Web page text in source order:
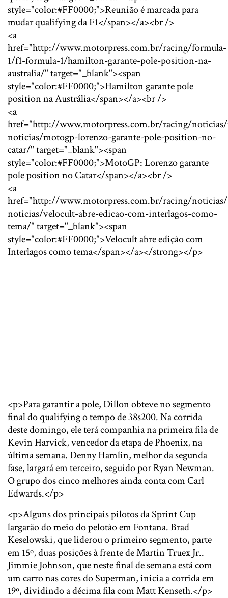
style="color:#FF0000;">Reunião é marcada para
mudar qualifying da F1</span></a><br />
<a
href="http://www.motorpress.com.br/racing/formula-
1/f1-formula-1/hamilton-garante-pole-position-na-
australia/" target="_blank"><span
style="color:#FF0000;">Hamilton garante pole
position na Austrália</span></a><br />
<a
href="http://www.motorpress.com.br/racing/
noticias/motogp-lorenzo-garante-pole-position-no-
catar/" target="_blank"><span
style="color:#FF0000;">MotoGP: Lorenzo garante
pole position no Catar</span></a><br />
<a
href="http://www.motorpress.com.br/racing/
noticias/velocult-abre-edicao-com-interlagos-como-
tema/" target="_blank"><span
style="color:#FF0000;">Velocult abre edição com
Interlagos como tema</span></a></strong></p>
<p>Para garantir a pole, Dillon obteve no segmento
final do qualifying o tempo de 38s200. Na corrida
deste domingo, ele terá companhia na primeira fila de
Kevin Harvick, vencedor da etapa de Phoenix, na
última semana. Denny Hamlin, melhor da segunda
fase, largará em terceiro, seguido por Ryan Newman.
O grupo dos cinco melhores ainda conta com Carl
Edwards.</p>
<p>Alguns dos principais pilotos da Sprint Cup
largarão do meio do pelotão em Fontana. Brad
Keselowski, que liderou o primeiro segmento, parte
em 15º, duas posições à frente de Martin Truex Jr..
Jimmie Johnson, que neste final de semana está com
um carro nas cores do Superman, inicia a corrida em
19º, dividindo a décima fila com Matt Kenseth.</p>